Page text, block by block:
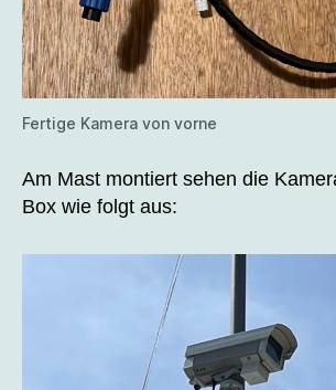
Fertige Kamera von vorne
Am Mast montiert sehen die
Box wie folgt aus: